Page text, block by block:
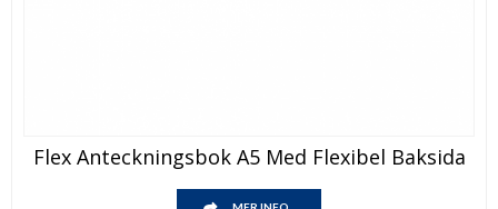
Den
här
produkten
Flex Anteckningsbok A5 Med Flexibel Baksida
Den